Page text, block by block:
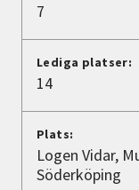
7
Lediga platser:
14
Plats:
Logen Vidar,
Söderköping